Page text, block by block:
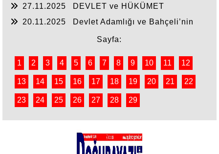
27.11.2025
DEVLET ve HÜKÜMET
20.11.2025
Devlet Adamlığı ve Bahçeli’nin
Sayfa:
1 2 3 4 5 6 7 8 9 10 11 12
13 14 15 16 17 18 19 20 21 22
23 24 25 26 27 28 29